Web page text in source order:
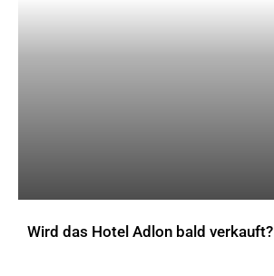
Wird das Hotel Adlon bald verkauft?